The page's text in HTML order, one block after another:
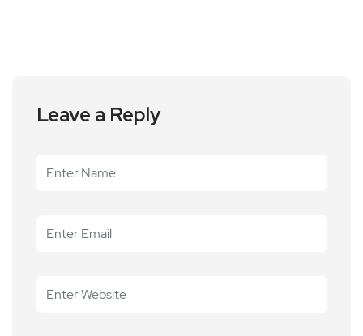
Leave a Reply